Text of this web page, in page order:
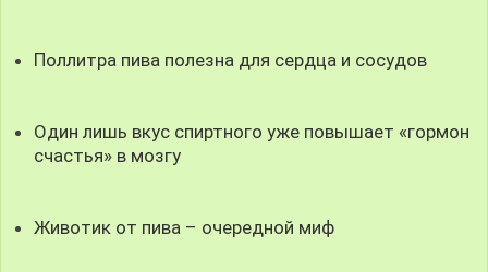
Поллитра пива полезна для сердца и сосудов
Один лишь вкус спиртного уже повышает «гормон
счастья» в мозгу
Животик от пива – очередной миф